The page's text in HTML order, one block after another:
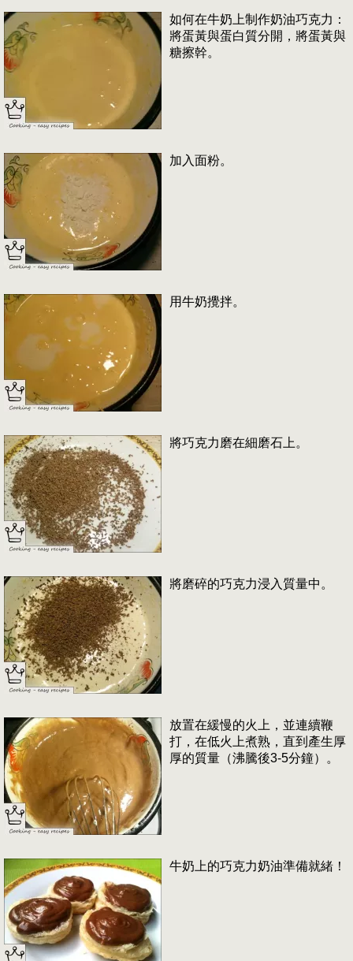
如何在牛奶上制作奶油巧克力：
將蛋黃與蛋白質分開，將蛋黃與
糖擦幹。
加入面粉。
用牛奶攪拌。
將巧克力磨在細磨石上。
將磨碎的巧克力浸入質量中。
放置在緩慢的火上，並連續鞭
打，在低火上煮熟，直到產生厚
厚的質量（沸騰後3-5分鐘）。
牛奶上的巧克力奶油準備就緒！